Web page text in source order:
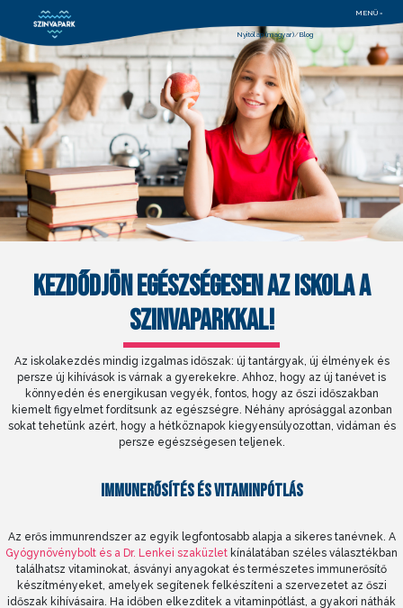
MENÜ =
Nyitólap (magyar) Blog
KEZDŐDJÖN EGÉSZSÉGESEN AZ ISKOLA A
SZINVAPARKKAL!
Az iskolakezdés mindig izgalmas időszak: új tantárgyak, új élmények és
persze új kihívások is várnak a gyerekekre. Ahhoz, hogy az új tanévet is
könnyedén és energikusan vegyék, fontos, hogy az őszi időszakban
kiemelt figyelmet fordítsunk az egészségre. Néhány aprósággal azonban
sokat tehetünk azért, hogy a hétköznapok kiegyensúlyozottan, vidáman és
persze egészségesen teljenek.
IMMUNERŐSÍTÉS ÉS VITAMINPÓTLÁS
Az erős immunrendszer az egyik legfontosabb alapja a sikeres tanévnek. A
Gyógynövénybolt és a Dr. Lenkei szaküzlet kínálatában széles választékban
találhatsz vitaminokat, ásványi anyagokat és természetes immunerősítő
készítményeket, amelyek segítenek felkészíteni a szervezetet az őszi
időszak kihívásaira. Ha időben elkezditek a vitaminpótlást, a gyakori náthák